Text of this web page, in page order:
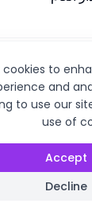
cookies to
and
to use our
use of
Accept
Decline
في التخطيط
على واتساب